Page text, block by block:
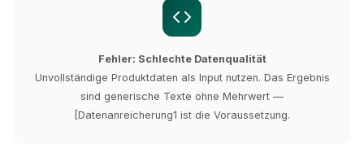
Fehler: Schlechte Datenqualität
Unvollständige Produktdaten als Input nutzen. Das Ergebnis
sind generische Texte ohne Mehrwert —
[Datenanreicherung1 ist die Voraussetzung.